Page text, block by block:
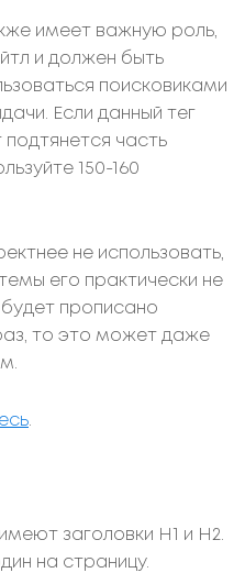
имеет важную роль,
и должен быть
поисковиками
Если данный тег
подтянется часть
150-160
не использовать,
его практически не
прописано
то это может даже
.
заголовки Н1 и Н2.
на страницу.